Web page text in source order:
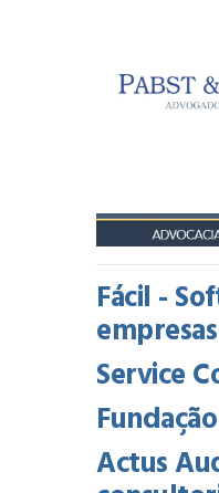
Fácil -
empresas
Service
Actus